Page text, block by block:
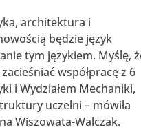
architektura i
będzie język
tym językiem. Myślę,
współpracę z 6
i Wydziałem Mechaniki,
uczelni – mówiła
Wiszowata-Walczak.